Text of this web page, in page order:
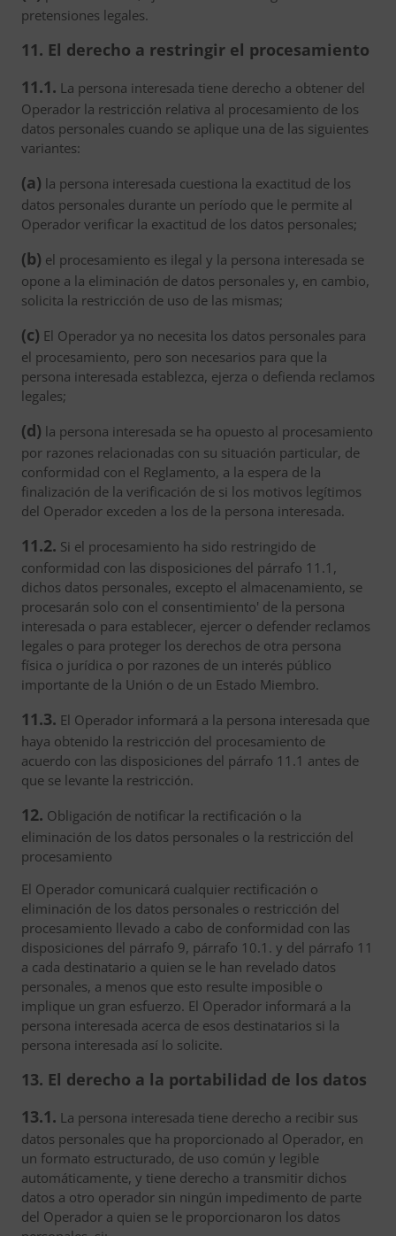
pretensiones legales.
11. El derecho a restringir el procesamiento
11.1. La persona interesada tiene derecho a obtener del
Operador la restricción relativa al procesamiento de los
datos personales cuando se aplique una de las siguientes
variantes:
(a) la persona interesada cuestiona la exactitud de los
datos personales durante un período que le permite al
Operador verificar la exactitud de los datos personales;
(b) el procesamiento es ilegal y la persona interesada se
opone a la eliminación de datos personales y, en cambio,
solicita la restricción de uso de las mismas;
(c) El Operador ya no necesita los datos personales para
el procesamiento, pero son necesarios para que la
persona interesada establezca, ejerza o defienda reclamos
legales;
(d) la persona interesada se ha opuesto al procesamiento
por razones relacionadas con su situación particular, de
conformidad con el Reglamento, a la espera de la
finalización de la verificación de si los motivos legítimos
del Operador exceden a los de la persona interesada.
11.2. Si el procesamiento ha sido restringido de
conformidad con las disposiciones del párrafo 11.1,
dichos datos personales, excepto el almacenamiento, se
procesarán solo con el consentimiento' de la persona
interesada o para establecer, ejercer o defender reclamos
legales o para proteger los derechos de otra persona
física o jurídica o por razones de un interés público
importante de la Unión o de un Estado Miembro.
11.3. El Operador informará a la persona interesada que
haya obtenido la restricción del procesamiento de
acuerdo con las disposiciones del párrafo 11.1 antes de
que se levante la restricción.
12. Obligación de notificar la rectificación o la
eliminación de los datos personales o la restricción del
procesamiento
El Operador comunicará cualquier rectificación o
eliminación de los datos personales o restricción del
procesamiento llevado a cabo de conformidad con las
disposiciones del párrafo 9, párrafo 10.1. y del párrafo 11
a cada destinatario a quien se le han revelado datos
personales, a menos que esto resulte imposible o
implique un gran esfuerzo. El Operador informará a la
persona interesada acerca de esos destinatarios si la
persona interesada así lo solicite.
13. El derecho a la portabilidad de los datos
13.1. La persona interesada tiene derecho a recibir sus
datos personales que ha proporcionado al Operador, en
un formato estructurado, de uso común y legible
automáticamente, y tiene derecho a transmitir dichos
datos a otro operador sin ningún impedimento de parte
del Operador a quien se le proporcionaron los datos